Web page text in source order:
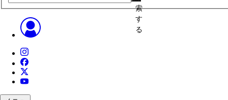
索
す
る